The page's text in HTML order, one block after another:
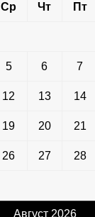
Август 2026
Ср Чт Пт
5 6 7
12 13 14
19 20 21
26 27 28